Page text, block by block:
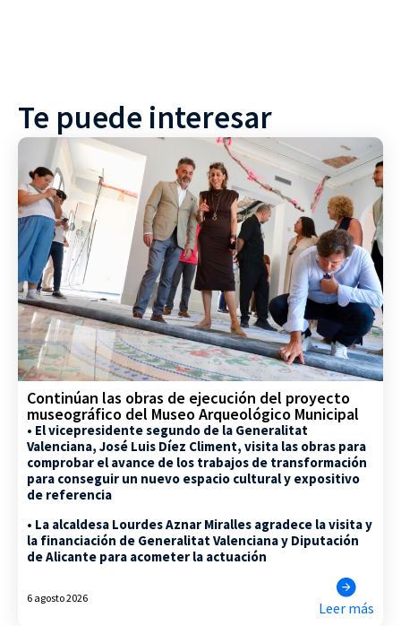
Te puede interesar
Continúan las obras de ejecución del proyecto
museográfico del Museo Arqueológico Municipal
• El vicepresidente segundo de la Generalitat
Valenciana, José Luis Díez Climent, visita las obras para
comprobar el avance de los trabajos de transformación
para conseguir un nuevo espacio cultural y expositivo
de referencia
• La alcaldesa Lourdes Aznar Miralles agradece la visita y
la financiación de Generalitat Valenciana y Diputación
de Alicante para acometer la actuación
6 agosto 2026
Leer más